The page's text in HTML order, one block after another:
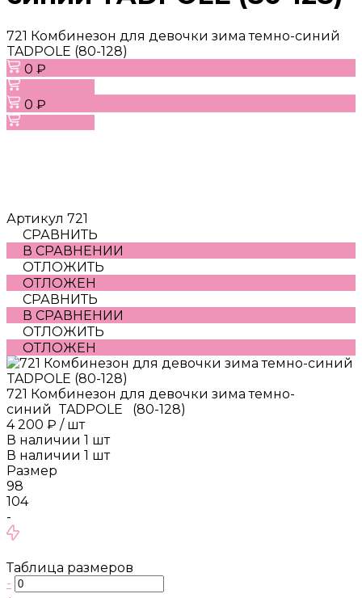
721 Комбинезон для девочки зима темно-синий
TADPOLE (80-128)
0 ₽
0 ₽
Артикул 721
СРАВНИТЬ
В СРАВНЕНИИ
ОТЛОЖИТЬ
ОТЛОЖЕН
СРАВНИТЬ
В СРАВНЕНИИ
ОТЛОЖИТЬ
ОТЛОЖЕН
721 Комбинезон для девочки зима темно-
синий TADPOLE (80-128)
4 200 ₽ / шт
В наличии 1 шт
В наличии 1 шт
Размер
98
104
-
Таблица размеров
-